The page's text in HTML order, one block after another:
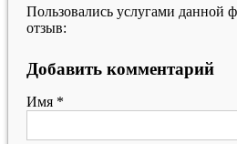
Пользовались услугами данной
отзыв:
Добавить комментарий
Имя *